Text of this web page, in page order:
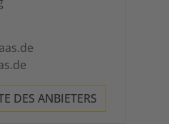
DES ANBIETERS